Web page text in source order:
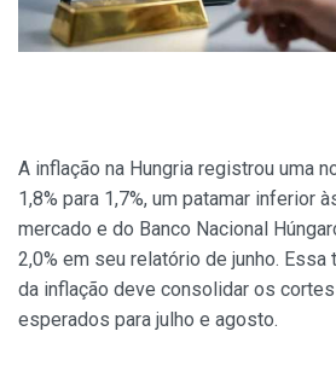
A inflação na Hungria registrou uma
1,8% para 1,7%, um patamar inferior
mercado e do Banco Nacional
2,0% em seu relatório de junho.
da inflação deve consolidar os
esperados para julho e agosto.